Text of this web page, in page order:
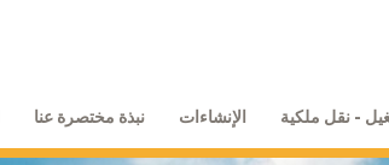
نبذة مختصرة عنا الإنشاءات - نقل ملكية